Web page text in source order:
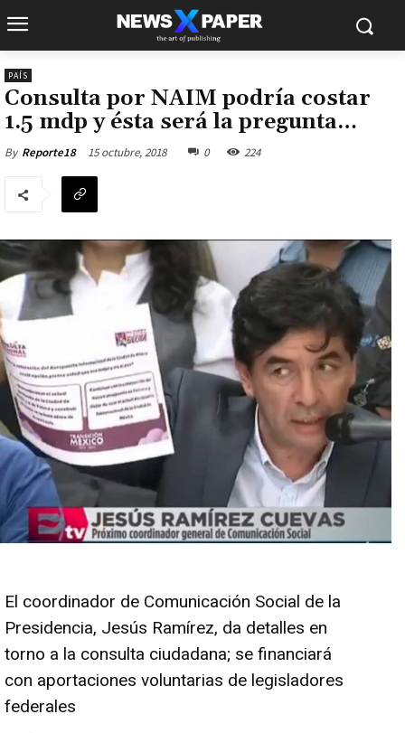
PAÍS
Consulta por NAIM podría costar
1.5 mdp y ésta será la pregunta…
By Reporte18 15 octubre, 2018 0 224
El coordinador de Comunicación Social de la
Presidencia, Jesús Ramírez, da detalles en
torno a la consulta ciudadana; se financiará
con aportaciones voluntarias de legisladores
federales